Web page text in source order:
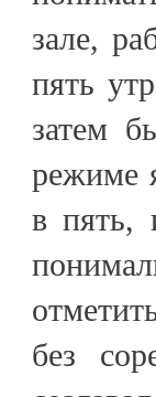
зале,
пять
затем
режиме
в пять,
без